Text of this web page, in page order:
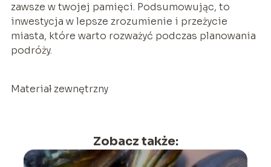
zawsze w twojej pamięci. Podsumowując, to
inwestycja w lepsze zrozumienie i przeżycie
miasta, które warto rozważyć podczas planowania
podróży.
Materiał zewnętrzny
Zobacz także: